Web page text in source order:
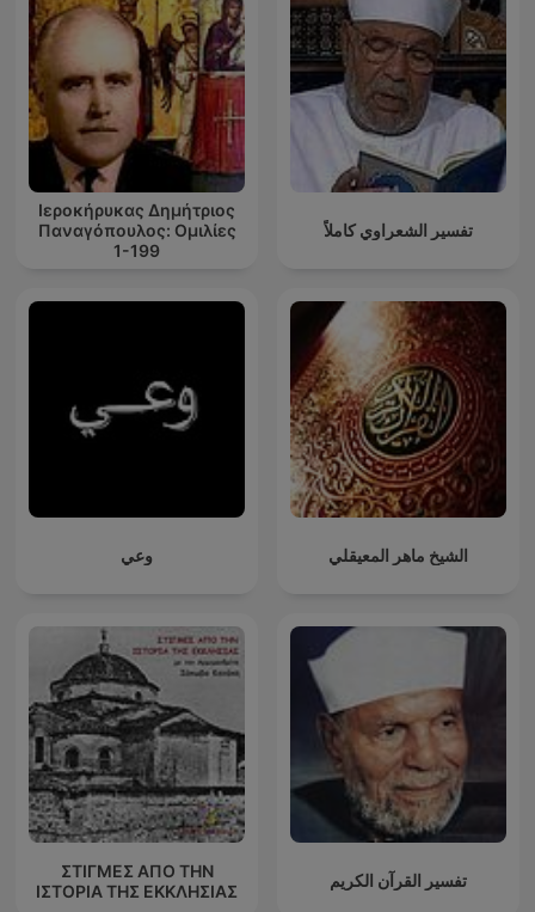
Ιεροκήρυκας Δημήτριος
Παναγόπουλος: Ομιλίες
1-199
تفسير الشعراوي كاملاً
وعي الشيخ ماهر المعيقلي
ΣΤΙΓΜΕΣ ΑΠΟ ΤΗΝ
ΙΣΤΟΡΙΑ ΤΗΣ ΕΚΚΛΗΣΙΑΣ
تفسير القرآن الكريم